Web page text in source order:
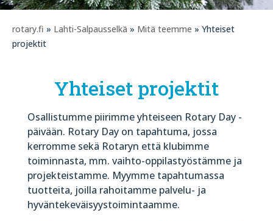
rotary.fi » Lahti-Salpausselkä » Mitä teemme » Yhteiset
projektit
Yhteiset projektit
Osallistumme piirimme yhteiseen Rotary Day -
päivään. Rotary Day on tapahtuma, jossa
kerromme sekä Rotaryn että klubimme
toiminnasta, mm. vaihto-oppilastyöstämme ja
projekteistamme. Myymme tapahtumassa
tuotteita, joilla rahoitamme palvelu- ja
hyväntekeväisyystoimintaamme.